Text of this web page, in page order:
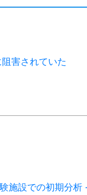
害されていた
施設での初期分析